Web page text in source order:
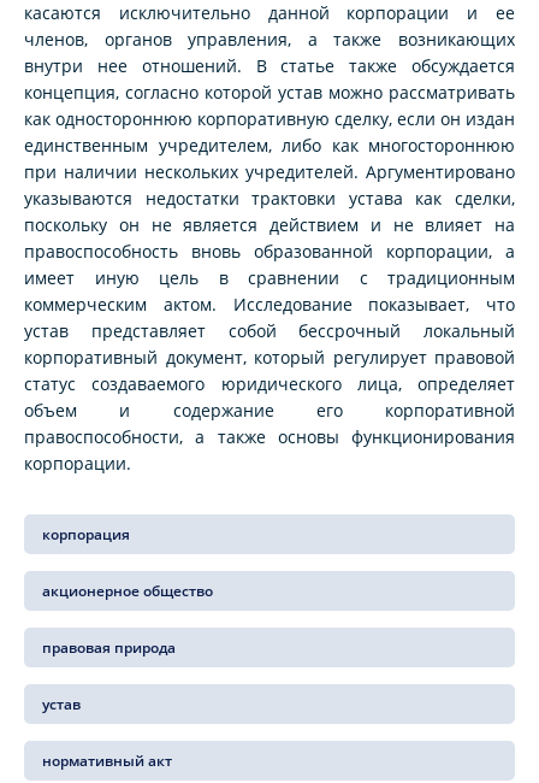
касаются исключительно данной корпорации и ее
членов, органов управления, а также возникающих
внутри нее отношений. В статье также обсуждается
концепция, согласно которой устав можно рассматривать
как одностороннюю корпоративную сделку, если он издан
единственным учредителем, либо как многостороннюю
при наличии нескольких учредителей. Аргументировано
указываются недостатки трактовки устава как сделки,
поскольку он не является действием и не влияет на
правоспособность вновь образованной корпорации, а
имеет иную цель в сравнении с традиционным
коммерческим актом. Исследование показывает, что
устав представляет собой бессрочный локальный
корпоративный документ, который регулирует правовой
статус создаваемого юридического лица, определяет
объем и содержание его корпоративной
правоспособности, а также основы функционирования
корпорации.
корпорация
акционерное общество
правовая природа
устав
нормативный акт